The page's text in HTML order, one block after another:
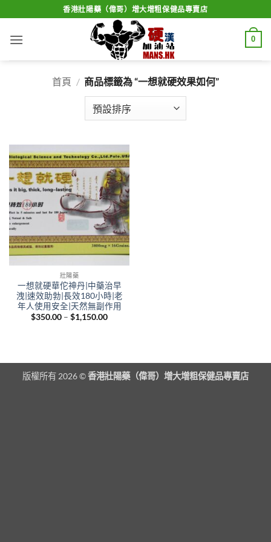
to
content
香港壯陽藥（偉哥）增大增粗保健品專賣店
0
首頁 / 商品標籤為 “一想就硬效果如何”
壯陽藥
一想就硬華佗神丹|中藥治早
洩|速效助勃|長效180小時|老
年人使用安全|天然無副作用
$350.00 – $1,150.00Price
版權所有 2026 ©香港壯陽藥（偉哥）增大增粗保健品專賣店